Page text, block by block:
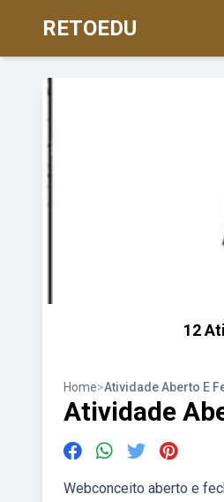
RETOEDU
12
Home>Atividade Aberto E
Atividade
Webconceito aberto e